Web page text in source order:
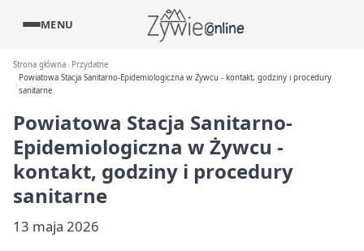
MENU
Strona główna
Przydatne
Powiatowa Stacja Sanitarno-Epidemiologiczna w Żywcu - kontakt, godziny i procedury
sanitarne
Powiatowa Stacja Sanitarno-
Epidemiologiczna w Żywcu -
kontakt, godziny i procedury
sanitarne
13 maja 2026